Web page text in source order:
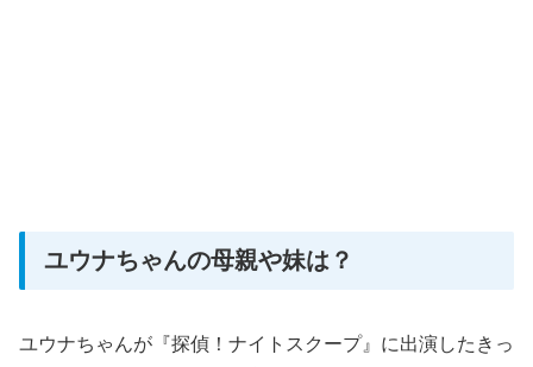
ユウナちゃんの母親や妹は？
ユウナちゃんが『探偵！ナイトスクープ』に出演したきっ